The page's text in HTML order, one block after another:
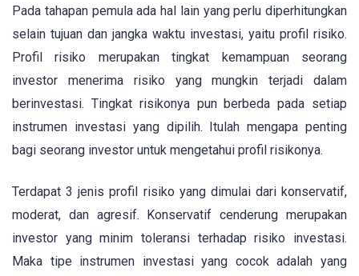
Pada tahapan pemula ada hal lain yang perlu diperhitungkan
selain tujuan dan jangka waktu investasi, yaitu profil risiko.
Profil risiko merupakan tingkat kemampuan seorang
investor menerima risiko yang mungkin terjadi dalam
berinvestasi. Tingkat risikonya pun berbeda pada setiap
instrumen investasi yang dipilih. Itulah mengapa penting
bagi seorang investor untuk mengetahui profil risikonya.
Terdapat 3 jenis profil risiko yang dimulai dari konservatif,
moderat, dan agresif. Konservatif cenderung merupakan
investor yang minim toleransi terhadap risiko investasi.
Maka tipe instrumen investasi yang cocok adalah yang